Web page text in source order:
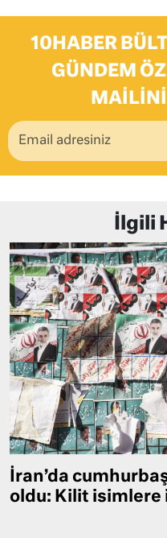
10HABER
GÜNDEM
İlgili
İran’da
oldu: Kilit isimlere